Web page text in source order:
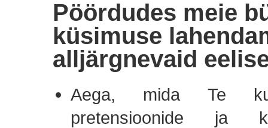
Pöördudes meie
küsimuse
alljärgnevaid
Aega, mida Te
pretensioonide ja